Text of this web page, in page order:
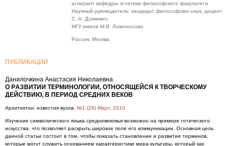
аспирант кафедры эстетики философского факультета
Научный руководитель: кандидат философских наук, доцент
С. А. Дзикевич.
МГУ имени М.В. Ломоносова
Россия, Москва
ПУБЛИКАЦИИ
Данилочкина Анастасия Николаевна
O PАЗВИТИИ ТЕРМИНОЛОГИИ, ОТНОСЯЩЕЙСЯ К ТВОРЧЕСКОМУ
ДЕЙСТВИЮ, В ПЕРИОД СРЕДНИХ ВЕКОВ
Архитектон: известия вузов. №1 (29) Март, 2010
Изучение символического языка средневековья возможно на примере готического
искусства, что позволяет раскрыть широкое поле его коммуникации. Основная цель
данной статьи состоит в том, чтобы показать становление и развитие терминов,
которые могут служить основанием характеристики мира культуры, который как